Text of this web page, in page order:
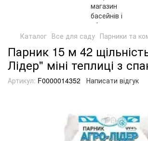
Каталог Все для саду Парники та
Парник 15 м 42
Лідер" міні теплиці з
Артикул: F0000014352 Написати відгук